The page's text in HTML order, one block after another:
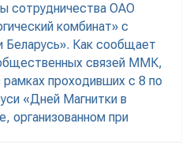
сотрудничества ОАО
комбинат» с
Беларусь». Как сообщает
связей ММК,
проходивших с 8 по
«Дней Магнитки в
организованном при